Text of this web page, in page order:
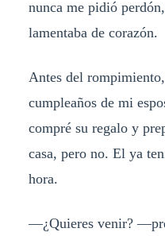
nunca me pidió
lamentaba de corazón.
Antes del
cumpleaños de mi
compré su regalo y
casa, pero no. El ya
hora.
—¿Quieres venir?